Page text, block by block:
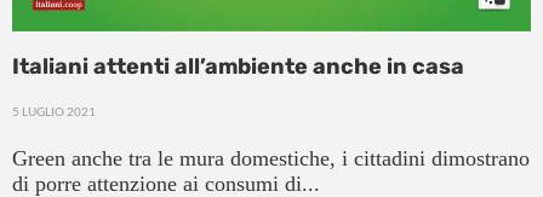
Italiani attenti all’ambiente anche in casa
5 LUGLIO 2021
Green anche tra le mura domestiche, i cittadini dimostrano
di porre attenzione ai consumi di...